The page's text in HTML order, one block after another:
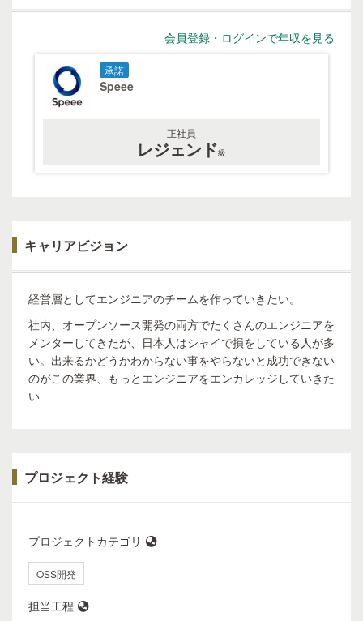
会員登録・ログインで年収を見る
承諾
Speee
正社員
レジェンド級
キャリアビジョン
経営層としてエンジニアのチームを作っていきたい。
社内、オープンソース開発の両方でたくさんのエンジニアを
メンターしてきたが、日本人はシャイで損をしている人が多
い。出来るかどうかわからない事をやらないと成功できない
のがこの業界、もっとエンジニアをエンカレッジしていきた
い
プロジェクト経験
プロジェクトカテゴリ
OSS開発
担当工程